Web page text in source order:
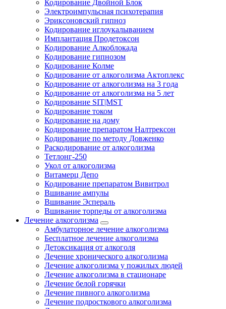
Кодирование Двойной Блок
Электроимпульсная психотерапия
Эриксоновский гипноз
Кодирование иглоукалыванием
Имплантация Продетоксон
Кодирование Алкоблокада
Кодирование гипнозом
Кодирование Колме
Кодирование от алкоголизма Актоплекс
Кодирование от алкоголизма на 3 года
Кодирование от алкоголизма на 5 лет
Кодирование SIT|MST
Кодирование током
Кодирование на дому
Кодирование препаратом Налтрексон
Кодирование по методу Довженко
Раскодирование от алкоголизма
Тетлонг-250
Укол от алкоголизма
Витамерц Депо
Кодирование препаратом Вивитрол
Вшивание ампулы
Вшивание Эспераль
Вшивание торпеды от алкоголизма
Лечение алкоголизма
Амбулаторное лечение алкоголизма
Бесплатное лечение алкоголизма
Детоксикация от алкоголя
Лечение хронического алкоголизма
Лечение алкоголизма у пожилых людей
Лечение алкоголизма в стационаре
Лечение белой горячки
Лечение пивного алкоголизма
Лечение подросткового алкоголизма